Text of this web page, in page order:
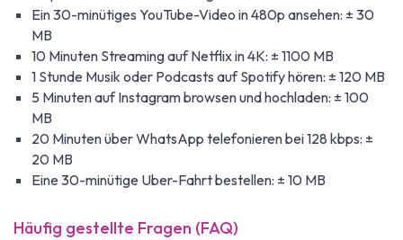
Ein 30-minütiges YouTube-Video in 480p ansehen: ± 30
MB
10 Minuten Streaming auf Netflix in 4K: ± 1100 MB
1 Stunde Musik oder Podcasts auf Spotify hören: ± 120 MB
5 Minuten auf Instagram browsen und hochladen: ± 100
MB
20 Minuten über WhatsApp telefonieren bei 128 kbps: ±
20 MB
Eine 30-minütige Uber-Fahrt bestellen: ± 10 MB
Häufig gestellte Fragen (FAQ)